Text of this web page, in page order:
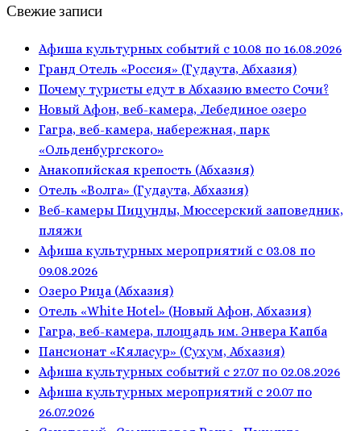
Свежие записи
Афиша культурных событий с 10.08 по 16.08.2026
Гранд Отель «Россия» (Гудаута, Абхазия)
Почему туристы едут в Абхазию вместо Сочи?
Новый Афон, веб-камера, Лебединое озеро
Гагра, веб-камера, набережная, парк
«Ольденбургского»
Анакопийская крепость (Абхазия)
Отель «Волга» (Гудаута, Абхазия)
Веб-камеры Пицунды, Мюссерский заповедник,
пляжи
Афиша культурных мероприятий с 03.08 по
09.08.2026
Озеро Рица (Абхазия)
Отель «White Hotel» (Новый Афон, Абхазия)
Гагра, веб-камера, площадь им. Энвера Капба
Пансионат «Кяласур» (Сухум, Абхазия)
Афиша культурных событий с 27.07 по 02.08.2026
Афиша культурных мероприятий с 20.07 по
26.07.2026